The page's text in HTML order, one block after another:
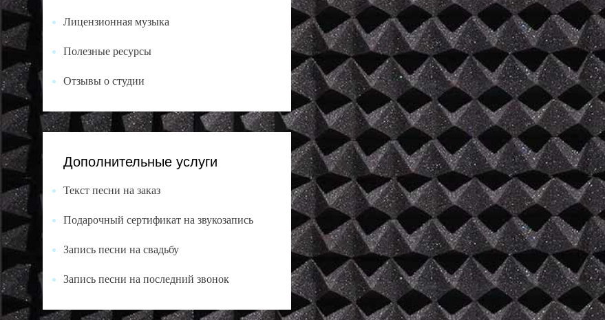
Лицензионная музыка
Полезные ресурсы
Отзывы о студии
Дополнительные услуги
Текст песни на заказ
Подарочный сертификат на звукозапись
Запись песни на свадьбу
Запись песни на последний звонок